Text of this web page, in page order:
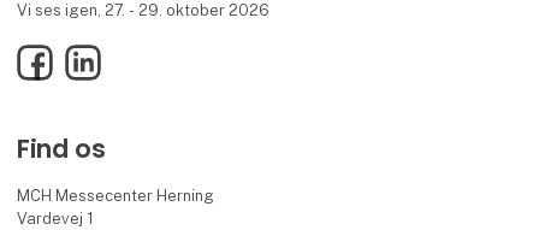
Vi ses igen, 27. - 29. oktober 2026
FacebookLinkedIn
Find os
MCH Messecenter Herning
Vardevej 1